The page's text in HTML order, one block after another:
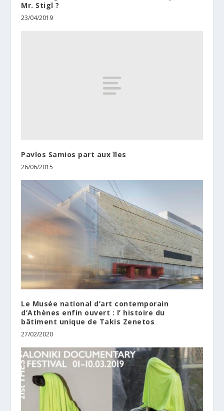
Mr. Stigl ?
23/04/2019
Pavlos Samios part aux îles
26/06/2015
Le Musée national d’art contemporain
d’Athènes enfin ouvert : l’ histoire du
bâtiment unique de Takis Zenetos
27/02/2020